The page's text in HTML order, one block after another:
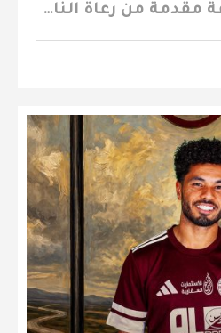
هدايا وجوائز متنوعة مقدمة من رعاة النادي تنتظركم في مباراة الجبلين